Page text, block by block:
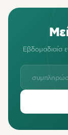
Εβδομαδιαία